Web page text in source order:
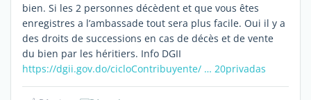
bien. Si les 2 personnes décèdent et que vous êtes
enregistres a l’ambassade tout sera plus facile. Oui il y a
des droits de successions en cas de décès et de vente
du bien par les héritiers. Info DGII
https://dgii.gov.do/cicloContribuyente/ … 20privadas